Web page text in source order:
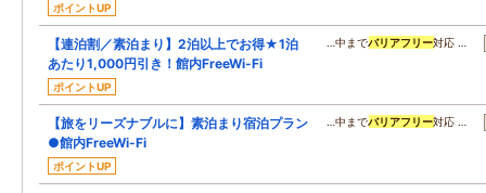
ポイントUP
【連泊割／素泊まり】2泊以上でお得★1泊
あたり1,000円引き！館内FreeWi-Fi
ポイントUP
…中までバリアフリー対応 …
【旅をリーズナブルに】素泊まり宿泊プラン
●館内FreeWi-Fi
ポイントUP
…中までバリアフリー対応 …